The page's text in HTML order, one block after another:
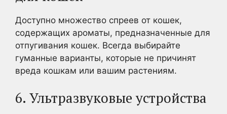
Доступно множество спреев от кошек,
содержащих ароматы, предназначенные для
отпугивания кошек. Всегда выбирайте
гуманные варианты, которые не причинят
вреда кошкам или вашим растениям.
6. Ультразвуковые устройства